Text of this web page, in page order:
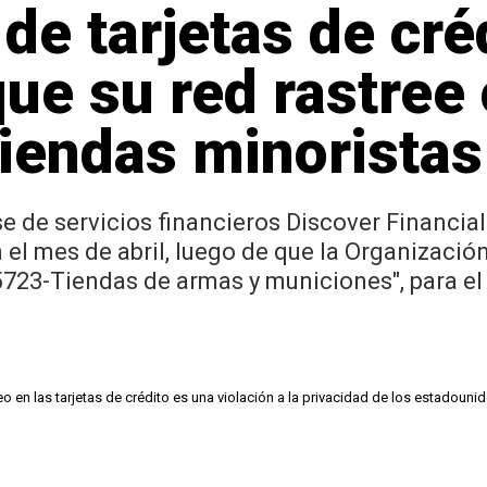
tarjetas de
su red rastree
minoristas
de servicios financieros Discover
mes de abril, luego de que la
Tiendas de armas y municiones", para
las tarjetas de crédito es una violación a la privacidad de los